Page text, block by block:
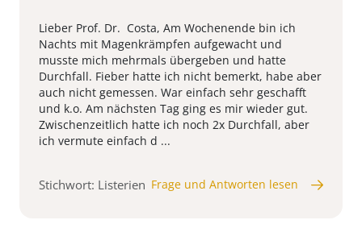
Lieber Prof. Dr. Costa, Am Wochenende bin ich
Nachts mit Magenkrämpfen aufgewacht und
musste mich mehrmals übergeben und hatte
Durchfall. Fieber hatte ich nicht bemerkt, habe aber
auch nicht gemessen. War einfach sehr geschafft
und k.o. Am nächsten Tag ging es mir wieder gut.
Zwischenzeitlich hatte ich noch 2x Durchfall, aber
ich vermute einfach d ...
Stichwort: Listerien Frage und Antworten lesen